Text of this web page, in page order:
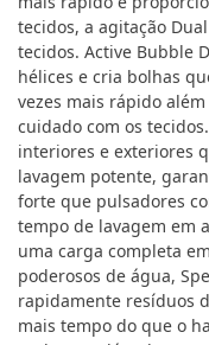
tecidos, a agitação
tecidos. Active Bubble
hélices e cria bolhas
vezes mais rápido
cuidado com os
interiores e exteriores
lavagem potente,
forte que pulsadores
tempo de lavagem em
uma carga completa
poderosos de água,
rapidamente resíduos
mais tempo do que o